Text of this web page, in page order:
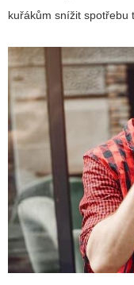
kuřákům snížit spotřebu